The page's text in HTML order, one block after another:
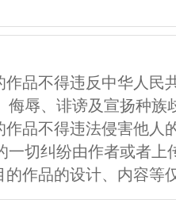
品不得违反中华人民
侮辱、诽谤及宣扬种族
品不得违法侵害他人
一切纠纷由作者或者上
作品的设计、内容等